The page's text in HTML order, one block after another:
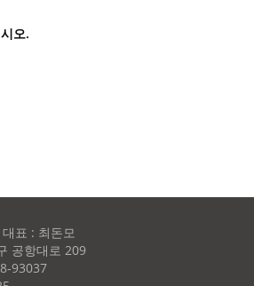
오.
표 : 최돈모
공항대로 209
93037